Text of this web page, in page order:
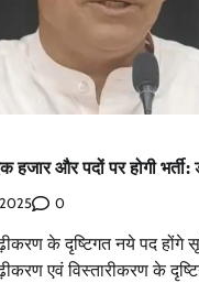
हजार और पदों पर होगी
0
के दृष्टिगत नये पद होंगे
एवं विस्तारीकरण के